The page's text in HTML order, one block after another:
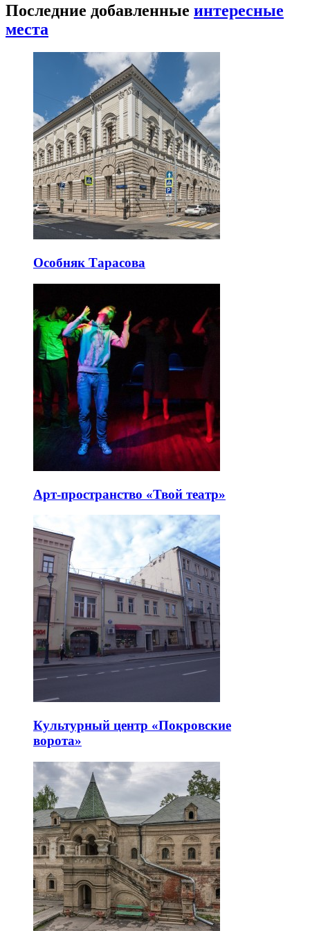
Последние добавленные интересные
места
Особняк Тарасова
Арт-пространство «Твой театр»
Культурный центр «Покровские
ворота»